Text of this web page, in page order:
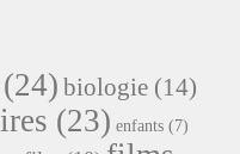
(24) biologie (14)
(23) enfants (7)